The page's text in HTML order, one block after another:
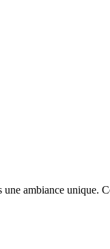
ambiance unique.